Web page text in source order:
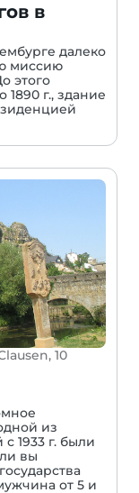
в
далеко
миссию
этого
1890 г., здание
10
из
1933 г. были
вы
от 5 и